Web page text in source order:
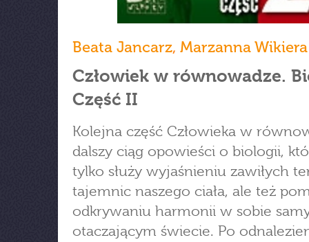
Beata Jancarz, Marzanna Wikiera
Człowiek w równowadze.
Część II
Kolejna część Człowieka w
dalszy ciąg opowieści o biologii,
tylko służy wyjaśnieniu zawiłych
tajemnic naszego ciała, ale też
odkrywaniu harmonii w sobie
otaczającym świecie. Po